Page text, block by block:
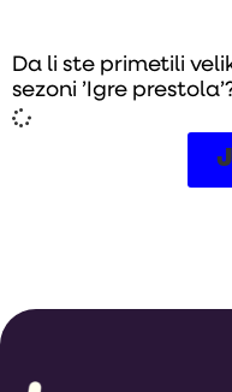
Da li ste primetili
sezoni ’Igre